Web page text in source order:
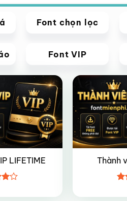
Font chọn lọc
Font VIP
LIFETIME
Giảm giá!
Thành